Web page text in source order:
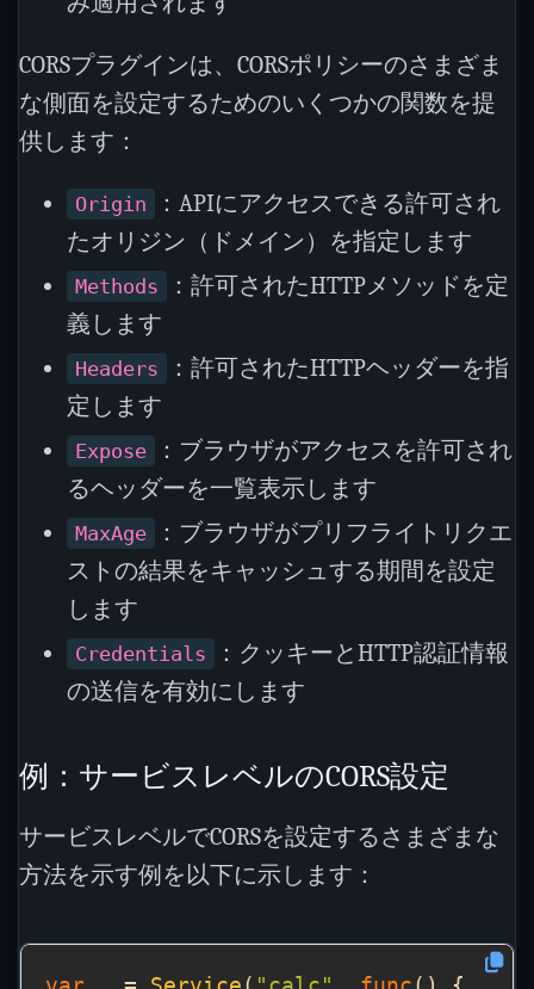
CORSプラグインは、CORSポリシーのさまざま
な側面を設定するためのいくつかの関数を提
供します：
Origin
：APIにアクセスできる許可され
たオリジン（ドメイン）を指定します
Methods
：許可されたHTTPメソッドを定
義します
Headers
：許可されたHTTPヘッダーを指
定します
Expose
：ブラウザがアクセスを許可され
るヘッダーを一覧表示します
MaxAge
：ブラウザがプリフライトリクエ
ストの結果をキャッシュする期間を設定
します
Credentials
：クッキーとHTTP認証情報
の送信を有効にします
例：サービスレベルのCORS設定
サービスレベルでCORSを設定するさまざまな
方法を示す例を以下に示します：